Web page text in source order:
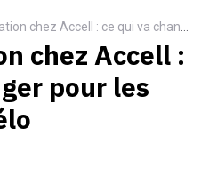
Accell : ce qui va changer pour les marques de vélo
chez Accell :
pour les